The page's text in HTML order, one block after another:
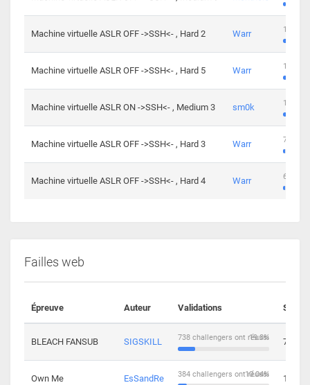
Machine virtuelle ASLR OFF ->SSH<- , Hard 2 Warr 176
Machine virtuelle ASLR OFF ->SSH<- , Hard 5 Warr 115
Machine virtuelle ASLR ON ->SSH<- , Medium 3 sm0k 115
Machine virtuelle ASLR OFF ->SSH<- , Hard 3 Warr 76
Machine virtuelle ASLR OFF ->SSH<- , Hard 4 Warr 63
Failles web
Épreuve Auteur Validations
BLEACH FANSUB SIGSKILL 19.3%
738 challengers ont réussi 7
Own Me EsSandRe 10.04%
384 challengers ont réussi 13